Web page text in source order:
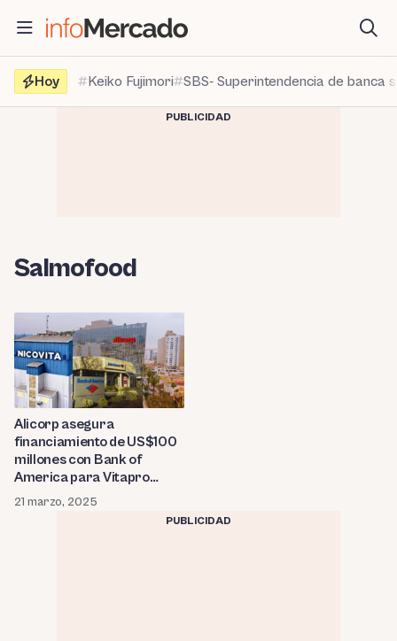
contenido
Hoy
Keiko Fujimori SBS- Superintendencia de banca
PUBLICIDAD
Salmofood
Alicorp asegura
financiamiento de US$100
millones con Bank of
America para Vitapro
Ecuador
21 marzo, 2025
PUBLICIDAD